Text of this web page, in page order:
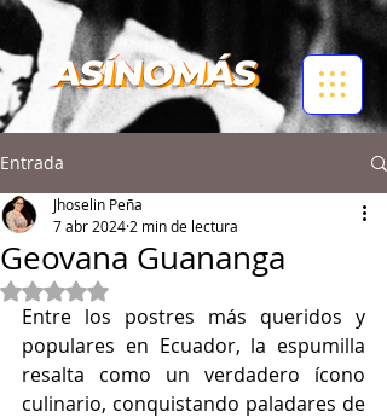
Entrada
Geovana Guananga
Jhoselin Peña
7 abr 2024 2 min de lectura
Obtuvo NaN de 5 estrellas.
Entre los postres más queridos y
populares en Ecuador, la espumilla
resalta como un verdadero ícono
culinario, conquistando paladares de